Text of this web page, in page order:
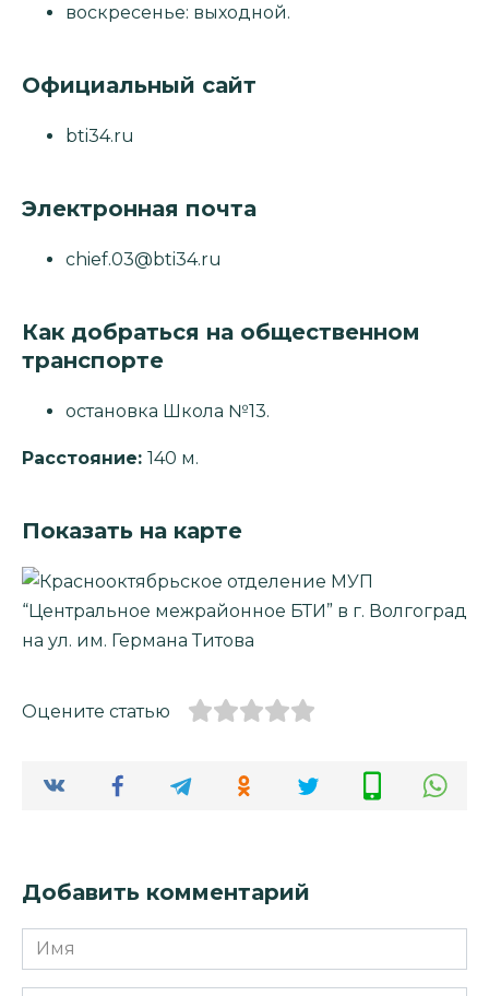
воскресенье: выходной.
Официальный сайт
bti34.ru
Электронная почта
chief.03@bti34.ru
Как добраться на общественном
транспорте
остановка Школа №13.
Расстояние: 140 м.
Показать на карте
Оцените статью
Добавить комментарий
Имя
*